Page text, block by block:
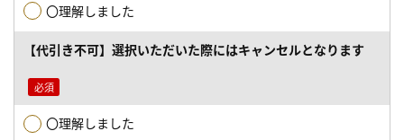
〇理解しました
【代引き不可】選択いただいた際にはキャンセルとなります
〇理解しました